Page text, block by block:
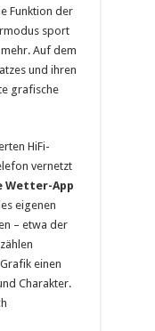
Funktion der
sport
Auf dem
und ihren
grafische
HiFi-
vernetzt
Wetter-App
eigenen
– etwa der
einen
Charakter.